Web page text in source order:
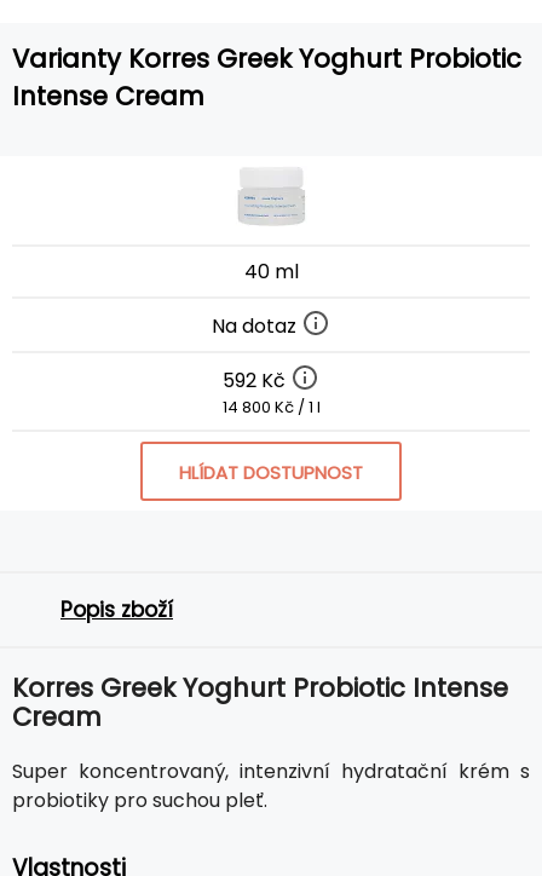
Varianty Korres Greek Yoghurt Probiotic
Intense Cream
40 ml
Na dotaz
592 Kč
14 800 Kč / 1 l
HLÍDAT DOSTUPNOST
Popis zboží
Korres Greek Yoghurt Probiotic Intense
Cream
Super koncentrovaný, intenzivní hydratační krém s
probiotiky pro suchou pleť.
Vlastnosti